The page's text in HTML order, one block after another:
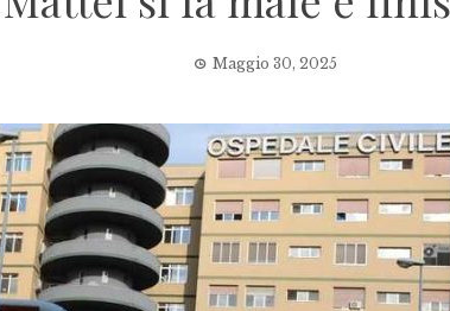
Maggio 30, 2025